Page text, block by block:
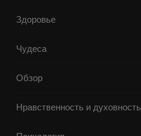
Здоровье
Чудеса
Обзор
Нравственность и духовность